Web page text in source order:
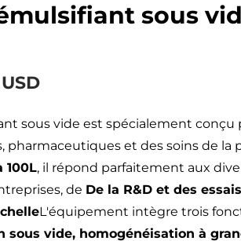
sous
sous vide est spécialement conçu
et des soins de la
100L, il répond parfaitement aux
de De la R&D et des
L'équipement intègre trois
sous vide, homogénéisation à